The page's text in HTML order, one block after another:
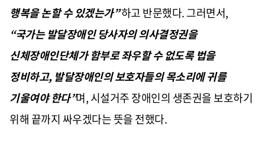
행복을 논할 수 있겠는가”하고 반문했다.그러면서,
“국가는 발달장애인 당사자의 의사결정권을
신체장애인단체가 함부로 좌우할 수 없도록 법을
정비하고, 발달장애인의 보호자들의 목소리에 귀를
기울여야 한다”며,시설거주 장애인의 생존권을 보호하기
위해 끝까지 싸우겠다는 뜻을 전했다.